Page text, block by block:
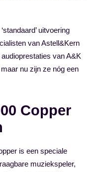
uitvoering
van Astell&Kern
van A&K
maar nu zijn ze nóg een
Copper
is een speciale
muziekspeler,